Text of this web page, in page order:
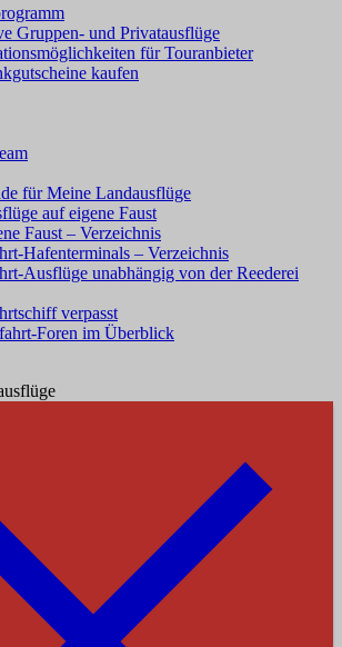
Gruppen- und Privatausflüge
für Touranbieter
kaufen
für Meine Landausflüge
auf eigene Faust
Faust – Verzeichnis
Hafenterminals – Verzeichnis
Ausflüge unabhängig von der Reederei
verpasst
Foren im Überblick